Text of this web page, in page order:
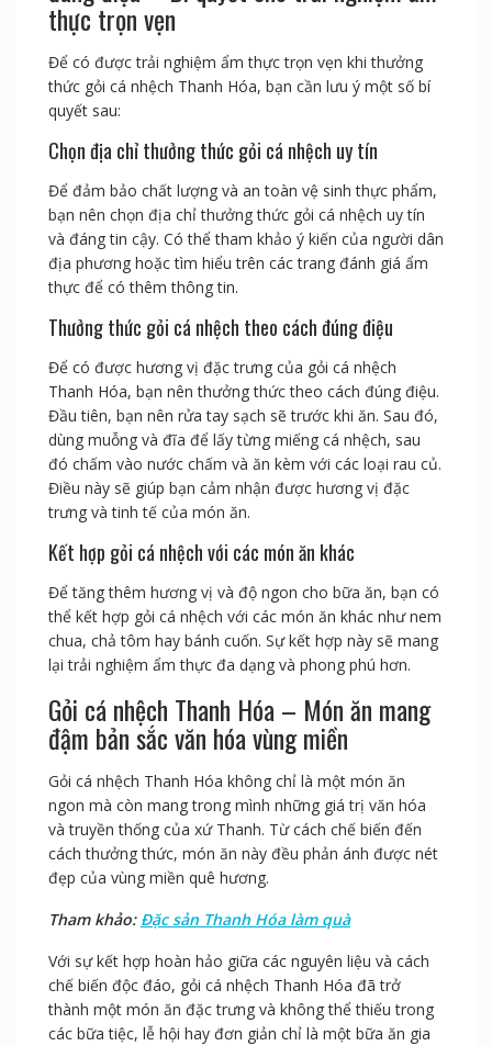
thực trọn vẹn
Để có được trải nghiệm ẩm thực trọn vẹn khi thưởng
thức gỏi cá nhệch Thanh Hóa, bạn cần lưu ý một số bí
quyết sau:
Chọn địa chỉ thưởng thức gỏi cá nhệch uy tín
Để đảm bảo chất lượng và an toàn vệ sinh thực phẩm,
bạn nên chọn địa chỉ thưởng thức gỏi cá nhệch uy tín
và đáng tin cậy. Có thể tham khảo ý kiến của người dân
địa phương hoặc tìm hiểu trên các trang đánh giá ẩm
thực để có thêm thông tin.
Thưởng thức gỏi cá nhệch theo cách đúng điệu
Để có được hương vị đặc trưng của gỏi cá nhệch
Thanh Hóa, bạn nên thưởng thức theo cách đúng điệu.
Đầu tiên, bạn nên rửa tay sạch sẽ trước khi ăn. Sau đó,
dùng muỗng và đĩa để lấy từng miếng cá nhệch, sau
đó chấm vào nước chấm và ăn kèm với các loại rau củ.
Điều này sẽ giúp bạn cảm nhận được hương vị đặc
trưng và tinh tế của món ăn.
Kết hợp gỏi cá nhệch với các món ăn khác
Để tăng thêm hương vị và độ ngon cho bữa ăn, bạn có
thể kết hợp gỏi cá nhệch với các món ăn khác như nem
chua, chả tôm hay bánh cuốn. Sự kết hợp này sẽ mang
lại trải nghiệm ẩm thực đa dạng và phong phú hơn.
Gỏi cá nhệch Thanh Hóa – Món ăn mang
đậm bản sắc văn hóa vùng miền
Gỏi cá nhệch Thanh Hóa không chỉ là một món ăn
ngon mà còn mang trong mình những giá trị văn hóa
và truyền thống của xứ Thanh. Từ cách chế biến đến
cách thưởng thức, món ăn này đều phản ánh được nét
đẹp của vùng miền quê hương.
Tham khảo: Đặc sản Thanh Hóa làm quà
Với sự kết hợp hoàn hảo giữa các nguyên liệu và cách
chế biến độc đáo, gỏi cá nhệch Thanh Hóa đã trở
thành một món ăn đặc trưng và không thể thiếu trong
các bữa tiệc, lễ hội hay đơn giản chỉ là một bữa ăn gia